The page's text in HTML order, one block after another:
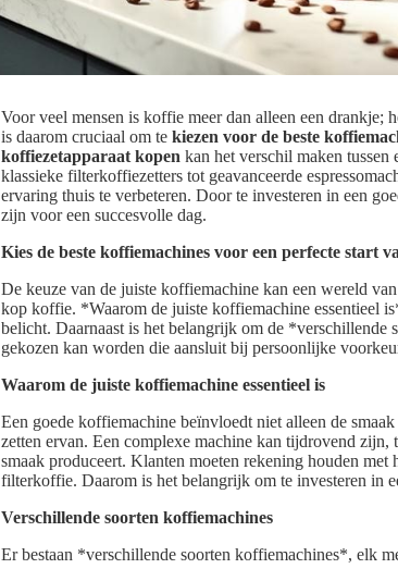
Voor veel mensen is koffie meer dan alleen een drankje;
is daarom cruciaal om te kiezen voor de beste
koffiezetapparaat kopen kan het verschil maken
klassieke filterkoffiezetters tot geavanceerde
ervaring thuis te verbeteren. Door te investeren in een
zijn voor een succesvolle dag.
Kies de beste koffiemachines voor een perfecte start
De keuze van de juiste koffiemachine kan een wereld
kop koffie. *Waarom de juiste koffiemachine essentieel
belicht. Daarnaast is het belangrijk om de *verschillende
gekozen kan worden die aansluit bij persoonlijke
Waarom de juiste koffiemachine essentieel is
Een goede koffiemachine beïnvloedt niet alleen de
zetten ervan. Een complexe machine kan tijdrovend
smaak produceert. Klanten moeten rekening houden
filterkoffie. Daarom is het belangrijk om te investeren in
Verschillende soorten koffiemachines
Er bestaan *verschillende soorten koffiemachines*, elk